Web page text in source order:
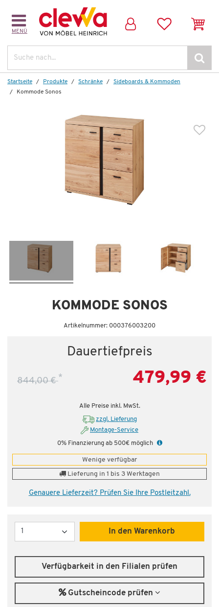
MENÜ
Startseite Produkte Schränke
Sideboards & Kommoden
Kommode Sonos
KOMMODE SONOS
Artikelnummer: 000376003200
Dauertiefpreis
844,00 €* 479,99 €
Alle Preise inkl. MwSt.
zzgl. Lieferung
Montage-Service
0% Finanzierung ab 500€ möglich
Wenige verfügbar
Lieferung in 1 bis 3 Werktagen
Genauere Lieferzeit? Prüfen Sie Ihre Postleitzahl.
Menge
In den Warenkorb
Weitere Artikel aus der Serie
Wenige verfügbar
Garderobenschrank
Sonos
1.066,00 €*
Verfügbarkeit in den Filialen prüfen
Gutscheincode prüfen